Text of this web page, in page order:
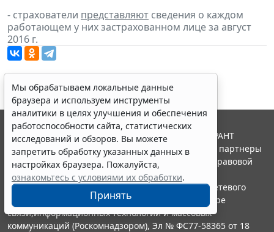
- страхователи представляют сведения о каждом
работающем у них застрахованном лице за август
2016 г.
Мы обрабатываем локальные данные
браузера и используем инструменты
аналитики в целях улучшения и обеспечения
работоспособности сайта, статистических
исследований и обзоров. Вы можете
запретить обработку указанных данных в
настройках браузера. Пожалуйста,
ознакомьтесь с условиями их обработки.
Принять
© ООО "НПП "ГАРАНТ-СЕРВИС", 2026. Система ГАРАНТ
выпускается с 1990 года. Компания "Гарант" и ее партнеры
являются участниками Российской ассоциации правовой
информации ГАРАНТ.
Портал ГАРАНТ.РУ зарегистрирован в качестве сетевого
издания Федеральной службой по надзору в сфере
связи,информационных технологий и массовых
коммуникаций (Роскомнадзором), Эл № ФС77-58365 от 18